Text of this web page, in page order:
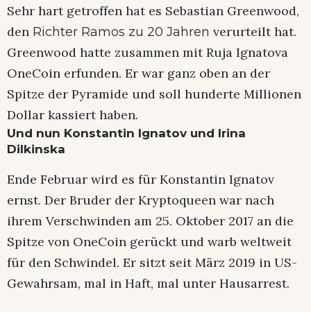
Sehr hart getroffen hat es Sebastian Greenwood,
den Richter Ramos zu 20 Jahren verurteilt hat.
Greenwood hatte zusammen mit Ruja Ignatova
OneCoin erfunden. Er war ganz oben an der
Spitze der Pyramide und soll hunderte Millionen
Dollar kassiert haben.
Und nun Konstantin Ignatov und Irina
Dilkinska
Ende Februar wird es für Konstantin Ignatov
ernst. Der Bruder der Kryptoqueen war nach
ihrem Verschwinden am 25. Oktober 2017 an die
Spitze von OneCoin gerückt und warb weltweit
für den Schwindel. Er sitzt seit März 2019 in US-
Gewahrsam, mal in Haft, mal unter Hausarrest.